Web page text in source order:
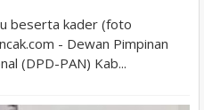
beserta kader (foto
- Dewan Pimpinan
(DPD-PAN) Kab...